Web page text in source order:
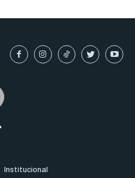
Institucional